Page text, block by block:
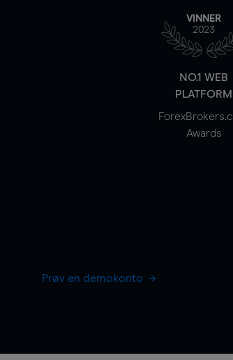
VINNER
2023
NO.1 WEB
PLATFORM
Awards
Prøv en demokonto